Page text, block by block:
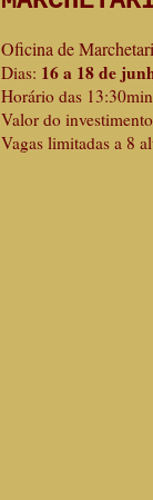
Oficina de
Dias: 16 a 18 de
Horário das
Valor do
Vagas limitadas a 8